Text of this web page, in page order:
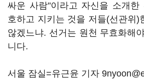
싸운 사람"이라고 자신을 소개한
호하고 지키는 것을 저들(선관위)
않겠느냐. 선거는 원천 무효화해
니다.
서울 잠실=유근윤 기자